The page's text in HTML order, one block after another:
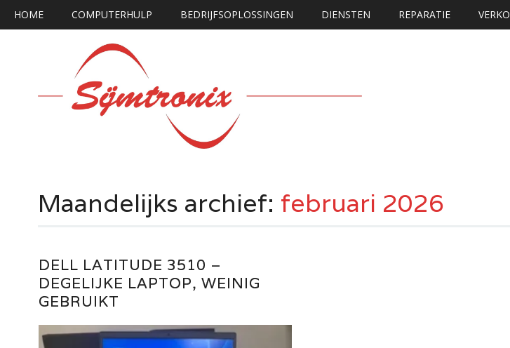
Hoofdmenu
HOME COMPUTERHULP BEDRIJFSOPLOSSINGEN DIENSTEN REPARATIE
Maandelijks archief: februari 2026
DELL LATITUDE 3510 –
DEGELIJKE LAPTOP, WEINIG
GEBRUIKT